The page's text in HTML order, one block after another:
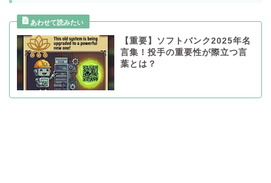
【重要】ソフトバンク2025年名
言集！投手の重要性が際立つ言
葉とは？